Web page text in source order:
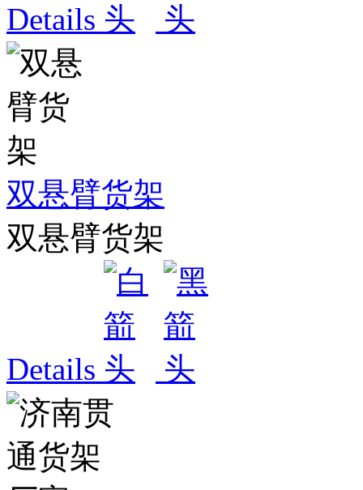
Details
双悬臂货架
双悬臂货架
Details